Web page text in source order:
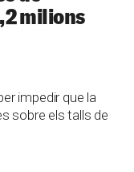
milions
impedir que la
sobre els talls de